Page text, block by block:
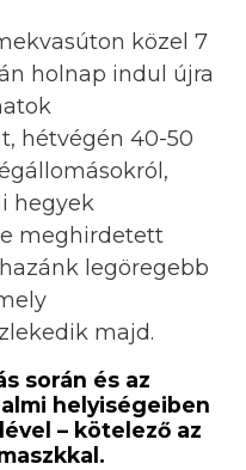
közel 7
holnap indul újra
hétvégén 40-50
hegyek
meghirdetett
legöregebb
majd.
során és az
helyiségeiben
– kötelező az